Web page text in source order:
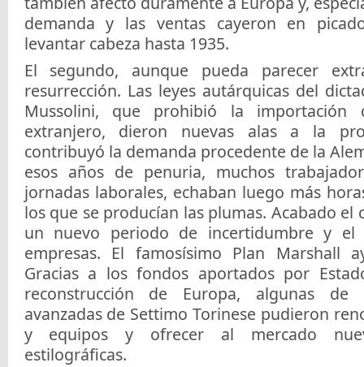
demanda y las ventas cayeron en
levantar cabeza hasta 1935.
El segundo, aunque pueda parecer
resurrección. Las leyes autárquicas del
Mussolini, que prohibió la importación
extranjero, dieron nuevas alas a la
contribuyó la demanda procedente de la
esos años de penuria, muchos
jornadas laborales, echaban luego más
los que se producían las plumas. Acabado el
un nuevo periodo de incertidumbre y el
empresas. El famosísimo Plan Marshall
Gracias a los fondos aportados por
reconstrucción de Europa, algunas de
avanzadas de Settimo Torinese pudieron
y equipos y ofrecer al mercado
estilográficas.